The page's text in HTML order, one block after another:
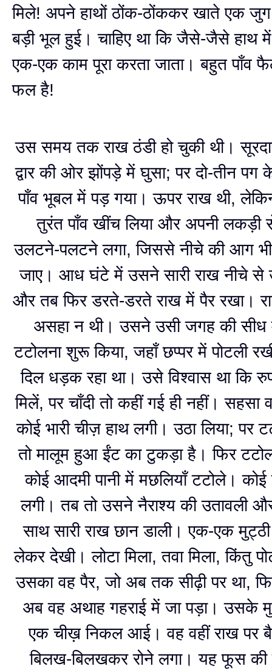
मिले! अपने हाथों ठोंक-ठोंककर खाते एक जुग
बड़ी भूल हुई। चाहिए था कि जैसे-जैसे हाथ
एक-एक काम पूरा करता जाता। बहुत पाँव
फल है!
उस समय तक राख ठंडी हो चुकी थी।
द्वार की ओर झोंपड़े में घुसा; पर दो-तीन पग
पाँव भूबल में पड़ गया। ऊपर राख थी,
तुरंत पाँव खींच लिया और अपनी लकड़ी
उलटने-पलटने लगा, जिससे नीचे की आग भी
जाए। आध घंटे में उसने सारी राख नीचे से
और तब फिर डरते-डरते राख में पैर रखा।
असहा न थी। उसने उसी जगह की सीध
टटोलना शुरू किया, जहाँ छप्पर में पोटली
दिल धड़क रहा था। उसे विश्वास था कि
मिलें, पर चाँदी तो कहीं गई ही नहीं।
कोई भारी चीज़ हाथ लगी। उठा लिया; पर
तो मालूम हुआ ईंट का टुकड़ा है। फिर
कोई आदमी पानी में मछलियाँ टटोले।
लगी। तब तो उसने नैराश्य की उतावली
साथ सारी राख छान डाली। एक-एक
लेकर देखी। लोटा मिला, तवा मिला, किंतु
उसका वह पैर, जो अब तक सीढ़ी पर था,
अब वह अथाह गहराई में जा पड़ा। उसके
एक चीख़ निकल आई। वह वहीं राख पर
बिलख-बिलखकर रोने लगा। यह फूस की